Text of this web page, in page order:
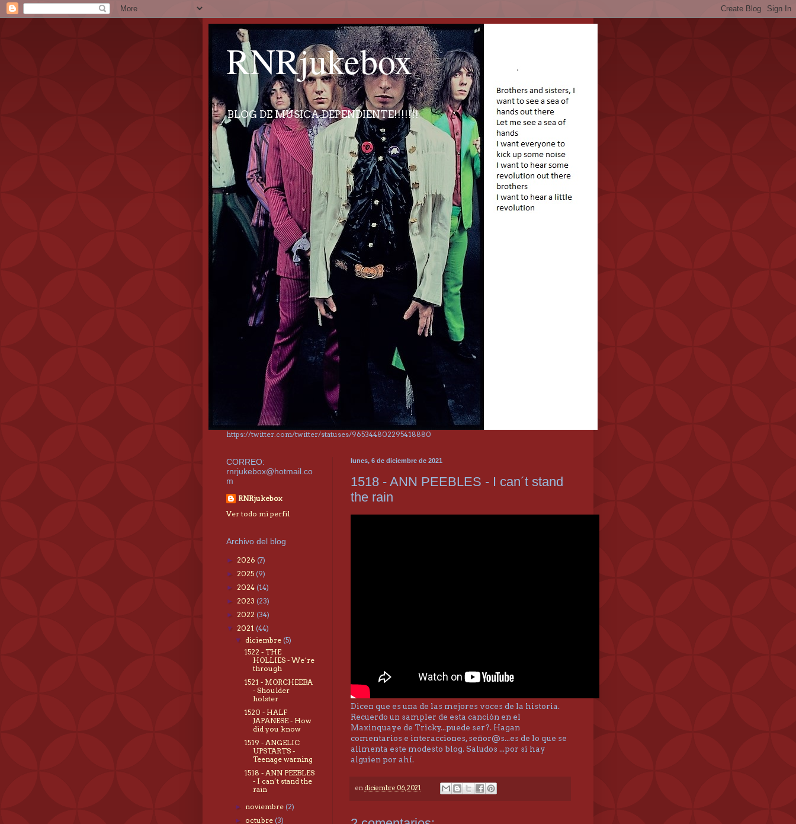
RNRjukebox
BLOG DE MÚSICA DEPENDIENTE!!!!!!!
https://twitter.com/twitter/statuses/965344802295418880
lunes, 6 de diciembre de 2021
1518 - ANN PEEBLES - I can´t stand
the rain
Dicen que es una de las mejores voces de la historia.
Recuerdo un sampler de esta canción en el
Maxinquaye de Tricky...puede ser?. Hagan
comentarios e interacciones, señor@s...es de lo que se
alimenta este modesto blog. Saludos ...por si hay
alguien por ahí.
en diciembre 06, 2021
CORREO:
rnrjukebox@hotmail.co
m
RNRjukebox
Ver todo mi perfil
Archivo del blog
► 2026 (7)
► 2025 (9)
► 2024 (14)
► 2023 (23)
► 2022 (34)
▼ 2021 (44)
▼ diciembre(5)
1522 - THE
HOLLIES - We´re
through
1521 - MORCHEEBA
- Shoulder
holster
1520 - HALF
JAPANESE - How
did you know
1519 - ANGELIC
UPSTARTS -
Teenage warning
1518 - ANN PEEBLES
- I can´t stand the
rain
► noviembre(2)
► octubre(3)